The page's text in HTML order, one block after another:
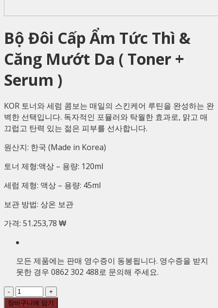
Bộ Đôi Cấp Ẩm Tức Thì &
Căng Mướt Da ( Toner +
Serum )
KOR 토너와 세럼 콤보는 매일의 스킨케어 루틴을 완성하는 완
벽한 선택입니다. 독자적인 포뮬러와 탁월한 효과로, 맑고 매
끄럽고 탄력 있는 젊은 피부를 선사합니다.
원산지: 한국 (Made in Korea)
토너 제형:액상 – 용량: 120ml
세럼 제형: 액상 – 용량: 45ml
보관 방법: 상온 보관
가격: 51.253,78 ₩
모든 제품에는 판매 영수증이 동봉됩니다. 영수증을 받지
못한 경우 0862 302 488로 문의해 주세요.
수
량
장바구니에 담기